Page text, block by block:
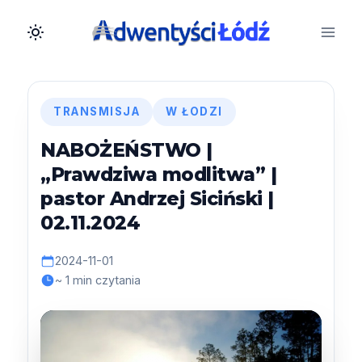
TRANSMISJA W ŁODZI
NABOŻEŃSTWO |
„Prawdziwa modlitwa” |
pastor Andrzej Siciński |
02.11.2024
2024-11-01
~ 1 min czytania